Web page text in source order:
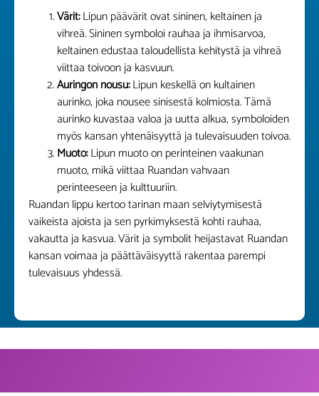
Värit:Lipun päävärit ovat sininen, keltainen ja
vihreä. Sininen symboloi rauhaa ja ihmisarvoa,
keltainen edustaa taloudellista kehitystä ja vihreä
viittaa toivoon ja kasvuun.
Auringon nousu:Lipun keskellä on kultainen
aurinko, joka nousee sinisestä kolmiosta. Tämä
aurinko kuvastaa valoa ja uutta alkua, symboloiden
myös kansan yhtenäisyyttä ja tulevaisuuden toivoa.
Muoto:Lipun muoto on perinteinen vaakunan
muoto, mikä viittaa Ruandan vahvaan
perinteeseen ja kulttuuriin.
Ruandan lippu kertoo tarinan maan selviytymisestä
vaikeista ajoista ja sen pyrkimyksestä kohti rauhaa,
vakautta ja kasvua. Värit ja symbolit heijastavat Ruandan
kansan voimaa ja päättäväisyyttä rakentaa parempi
tulevaisuus yhdessä.